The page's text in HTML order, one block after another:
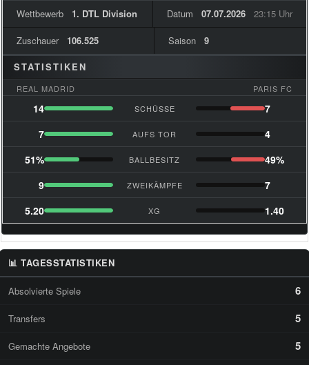
Wettbewerb 1. DTL Division Datum 07.07.2026 23:15 Uhr
Zuschauer 106.525 Saison
9
STATISTIKEN
REAL MADRID PARIS FC
14 SCHÜSSE
7
7
AUFS TOR
4
51%
BALLBESITZ
49%
9
ZWEIKÄMPFE
7
5.20
XG 1.40
📊 TAGESSTATISTIKEN
Absolvierte Spiele 6
Transfers 5
Gemachte Angebote 5